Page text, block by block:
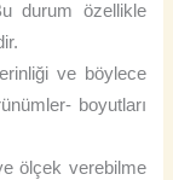
durum özellikle
ve böylece
boyutları
ölçek verebilme